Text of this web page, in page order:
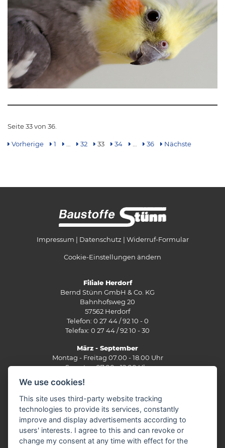
Seite 33 von 36.
Vorherige 1 32 33 34 36 Nächste
Impressum Datenschutz Widerruf-Formular
Cookie-Einstellungen ändern
Filiale Herdorf
Bernd Stünn GmbH & Co. KG
Bahnhofsweg 20
57562 Herdorf
Telefon: 0 27 44 / 92 10 - 0
Telefax: 0 27 44 / 92 10 - 30
März - September
Montag - Freitag 07.00 - 18.00 Uhr
Samstag 07.00 - 12.00 Uhr
Oktober - Februar
Montag - Freitag 07.30 - 17.30 Uhr
Samstag 07.30 - 12.00 Uhr
Filiale Burbach
Ernst-Heinkel-Straße 12
We use cookies!
This site uses third-party website tracking
technologies to provide its services, constantly
improve and display advertisements according to
users' interests. I agree to this and can revoke or
change my consent at any time with effect for the